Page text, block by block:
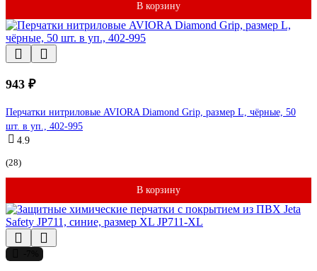
В корзину
943 ₽
Перчатки нитриловые AVIORA Diamond Grip, размер L, чёрные, 50
шт. в уп., 402-995
4.9
(28)
В корзину